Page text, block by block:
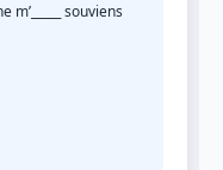
m’_____ souviens